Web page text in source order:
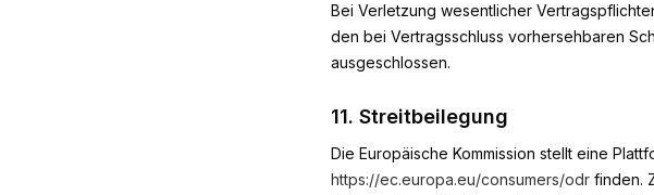
Bei Verletzung wesentlicher
den bei Vertragsschluss vorhersehbaren
ausgeschlossen.
11. Streitbeilegung
Die Europäische Kommission stellt eine
https://ec.europa.eu/consumers/odr finden.